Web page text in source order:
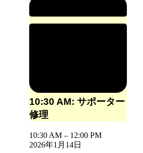
10:30 AM: サポーター
修理
10:30 AM – 12:00 PM
2026年1月14日